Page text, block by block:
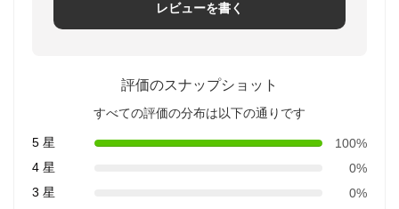
レビューを書く
評価のスナップショット
すべての評価の分布は以下の通りです
5 星
100%
4 星
0%
3 星
0%